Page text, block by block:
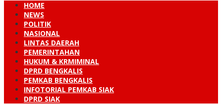
HOME
NEWS
POLITIK
NASIONAL
LINTAS DAERAH
PEMERINTAHAN
HUKUM & KRMIMINAL
DPRD BENGKALIS
PEMKAB BENGKALIS
INFOTORIAL PEMKAB SIAK
DPRD SIAK